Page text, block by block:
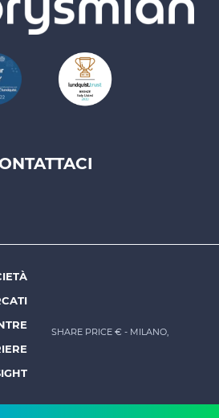
SHARE PRICE € - MILANO,